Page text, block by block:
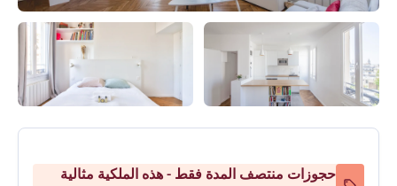
حجوزات منتصف المدة فقط - هذه الملكية مثالية